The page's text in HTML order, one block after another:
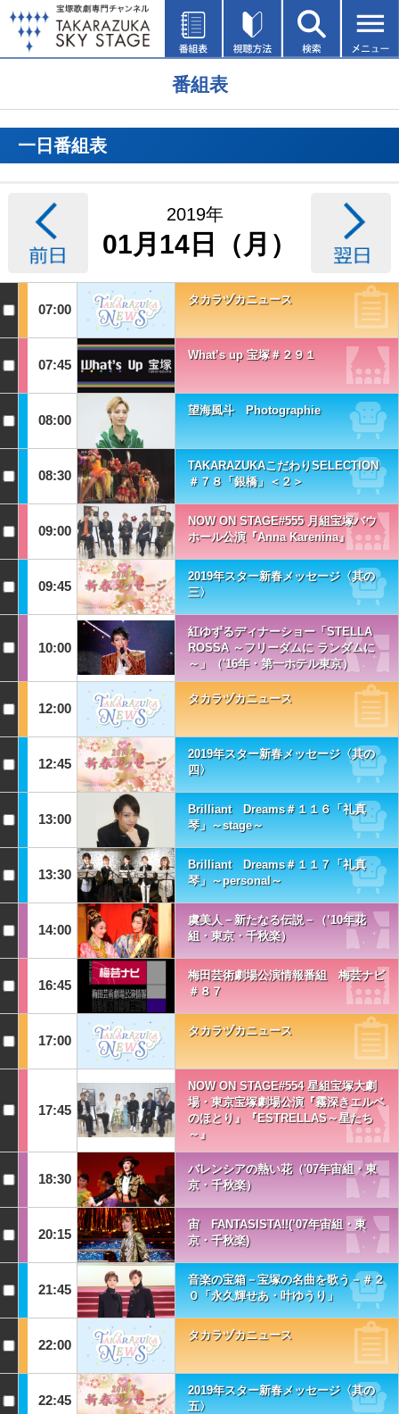
番組表
一日番組表
2019年
01月14日（月）
07:00
タカラヅカニュース
07:45
What’s up 宝塚＃２９１
08:00
望海風斗 Photographie
08:30
TAKARAZUKAこだわりSELECTION
＃７８「銀橋」＜２＞
09:00
NOW ON STAGE#555 月組宝塚バウ
ホール公演『Anna Karenina』
09:45
2019年スター新春メッセージ〈其の
三〉
10:00
紅ゆずるディナーショー「STELLA
ROSSA ～フリーダムに ランダムに
～」（'16年・第一ホテル東京）
12:00
タカラヅカニュース
12:45
2019年スター新春メッセージ〈其の
四〉
13:00
Brilliant Dreams＃１１６「礼真
琴」～stage～
13:30
Brilliant Dreams＃１１７「礼真
琴」～personal～
14:00
虞美人－新たなる伝説－（’10年花
組・東京・千秋楽）
16:45
梅田芸術劇場公演情報番組 梅芸ナビ
＃８７
17:00
タカラヅカニュース
17:45
NOW ON STAGE#554 星組宝塚大劇
場・東京宝塚劇場公演『霧深きエルベ
のほとり』『ESTRELLAS～星たち
～』
18:30
バレンシアの熱い花（'07年宙組・東
京・千秋楽）
20:15
宙 FANTASISTA!!(’07年宙組・東
京・千秋楽)
21:45
音楽の宝箱－宝塚の名曲を歌う－＃２
０「永久輝せあ・叶ゆうり」
22:00
タカラヅカニュース
22:45
2019年スター新春メッセージ〈其の
五〉